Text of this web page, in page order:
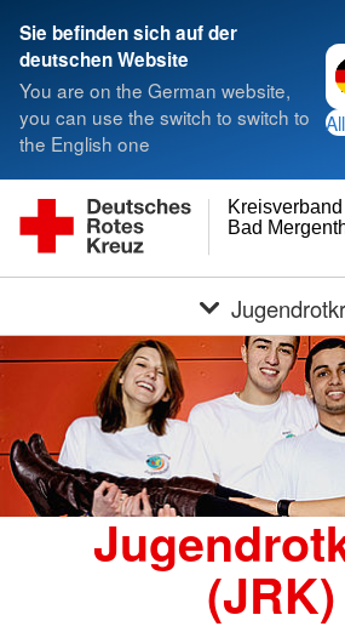
Sie befinden sich auf der
deutschen Website
You are on the German website,
you can use the switch to switch to
the English one
Bad
Kreisverband
(JRK)